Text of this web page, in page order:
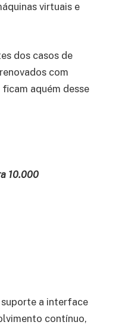
virtuais e
dos casos de
com
aquém desse
10.000
a interface
contínuo,